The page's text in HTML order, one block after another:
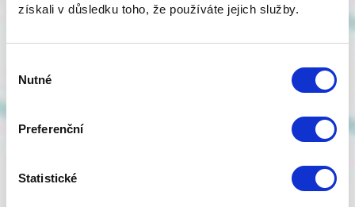
získali v důsledku toho, že používáte jejich služby.
souhlasu
Nutné
Preferenční
Statistické
centralizované ochrany.